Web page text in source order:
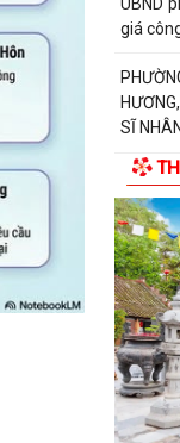
giá
SĨ
THẮP
KỶ
QUY
ĐẢNG
Báo
Kiếm
hoạt